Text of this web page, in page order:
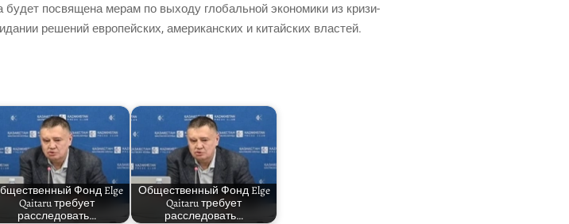
посвя­ще­на мерам по выхо­ду гло­баль­ной эко­но­ми­ки из кри­зи­
реше­ний евро­пей­ских, аме­ри­кан­ских и китай­ских властей.
Фонд Elge
Qaitaru тре­бу­ет
расследовать…
Обще­ствен­ный Фонд Elge
Qaitaru тре­бу­ет
расследовать…